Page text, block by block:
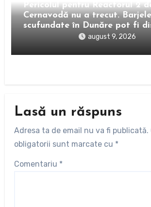
Pericolul pentru Reactorul 2
Cernavodă nu a trecut. Barjele
scufundate în Dunăre pot fi
august 9, 2026
Lasă un răspuns
Adresa ta de email nu va fi publicată.
obligatorii sunt marcate cu *
Comentariu *